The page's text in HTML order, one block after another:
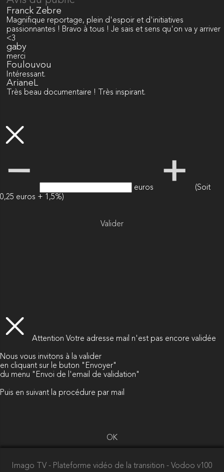
Franck Zebre
Magnifique reportage, plein d'espoir et d'initiatives
passionnantes ! Bravo à tous ! Je sais et sens qu'on va y arriver
<3
gaby
merci
Foulouvou
Intéressant.
ArianeL
Très beau documentaire ! Très inspirant.
euros
(Soit
0,25 euros + 1,5%)
Valider
Attention Votre adresse mail n'est pas encore validée
Nous vous invitons à la valider
en cliquant sur le buton "Envoyer"
du menu "Envoi de l'email de validation"
Puis en suivant la procédure par mail
OK
Imago TV - Plateforme vidéo de la transition - Vodoo v100